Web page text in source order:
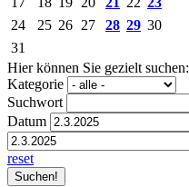
24
25 26 27 28 29 30
31
Hier können Sie gezielt suchen:
Kategorie
Suchwort
Datum
reset